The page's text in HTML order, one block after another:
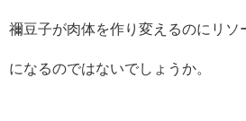
禰豆子が肉体を作り変えるのにリソ
になるのではないでしょうか。